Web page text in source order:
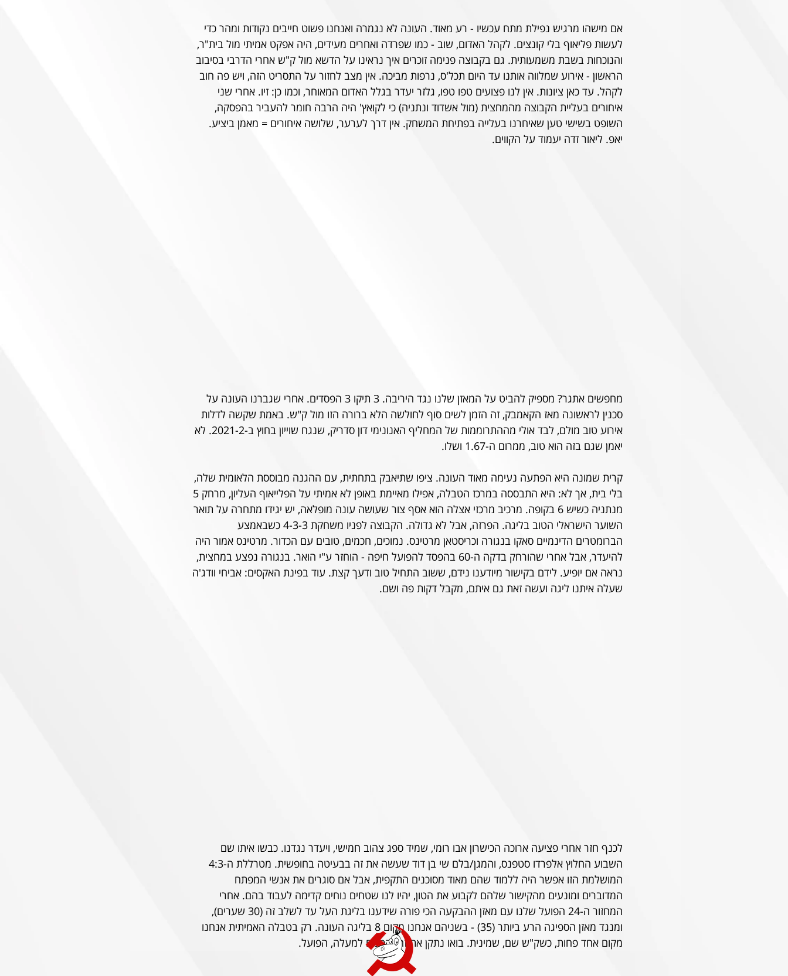
אם מישהו מרגיש נפילת מתח עכשיו - רע מאוד. העונה לא נגמרה ואנחנו פשוט חייבים נקודות ומהר כדי
לעשות פליאוף בלי קונצים. לקהל האדום, שוב - כמו שפרדה ואחרים מעידים, היה אפקט אמיתי מול בית"ר,
והנוכחות בשבת משמעותית. גם בקבוצה פנימה זוכרים איך נראינו על הדשא מול ק"ש אחרי הדרבי בסיבוב
הראשון - אירוע שמלווה אותנו עד היום תכל'ס, נרפות מביכה. אין מצב לחזור על התסריט הזה, ויש פה חוב
לקהל. עד כאן ציונות. אין לנו פצועים טפו טפו, גלזר יעדר בגלל האדום המאוחר, וכמו כן: זיו. אחרי שני
איחורים בעליית הקבוצה מהמחצית (מול אשדוד ונתניה) כי לקואץ' היה הרבה חומר להעביר בהפסקה,
השופט בשישי טען שאיחרנו בעלייה בפתיחת המשחק. אין דרך לערער, שלושה איחורים = מאמן ביציע.
יאפ. ליאור זדה יעמוד על הקווים.
מחפשים אתגר? מספיק להביט על המאזן שלנו נגד היריבה. 3 תיקו 3 הפסדים. אחרי שגברנו העונה על
סכנין לראשונה מאז הקאמבק, זה הזמן לשים סוף לחולשה הלא ברורה הזו מול ק"ש. באמת שקשה לדלות
אירוע טוב מולם, לבד אולי מההתרוממות של המחליף האנונימי דון סדריק, שנגח שוייון בחוץ ב-2021-2. לא
יאמן שגם בזה הוא טוב, ממרום ה-1.67 ושלו.
קרית שמונה היא הפתעה נעימה מאוד העונה. ציפו שתיאבק בתחתית, עם ההגנה מבוססת הלאומית שלה,
מנתניה כשיש 6 בקופה. מרכיב מרכזי אצלה הוא אסף צור שעושה עונה מופלאה, יש יגידו מתחרה על תואר
השוער הישראלי הטוב בליגה. הפרזה, אבל לא גדולה. הקבוצה לפניו משחקת 4-3-3 כשבאמצע
הברומטרים הדינמיים סאקו בנגורה וכריסטאן מרטינס. נמוכים, חכמים, טובים עם הכדור. מרטינס אמור היה
להיעדר, אבל אחרי שהורחק בדקה ה-60 בהפסד להפועל חיפה - הוחזר ע"י הואר. בנגורה נפצע במחצית,
נראה אם יופיע. לידם בקישור מיודענו נידם, ששוב התחיל טוב ודעך קצת. עוד בפינת האקסים: אביחי וודג'ה
שעלה איתנו ליגה ועשה זאת גם איתם, מקבל דקות פה ושם.
לכנף חזר אחרי פציעה ארוכה הכישרון אבו רומי, שמיד ספג צהוב חמישי, ויעדר נגדנו. כבשו איתו שם
המושלמת הזו אפשר היה ללמוד שהם מאוד מסוכנים התקפית, אבל אם סוגרים את אנשי המפתח
המדוברים ומונעים מהקישור שלהם לקבוע את הטון, יהיו לנו שטחים נוחים קדימה לעבוד בהם. אחרי
המחזור ה-24 הפועל שלנו עם מאזן ההבקעה הכי פורה שידענו בליגת העל עד לשלב זה (30 שערים),
ומנגד מאזן הספיגה הרע ביותר (35) - בשניהם אנחנו מקום 8 בליגה העונה. רק בטבלה האמיתית אנחנו
מקום אחד פחות, כשק"ש שם, שמינית. בואו נתקן את זה. הפנים למעלה, הפועל.